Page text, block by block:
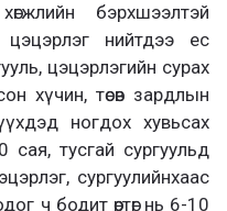
бэрхшээлтэй
цэцэрлэг нийтдээ ес
цэцэрлэгийн сурах
хүчин, төсөв зардлын
ногдох хувьсах
сая, тусгай сургуульд
сургуулийнхаас
ч бодит өртөг нь 6-10